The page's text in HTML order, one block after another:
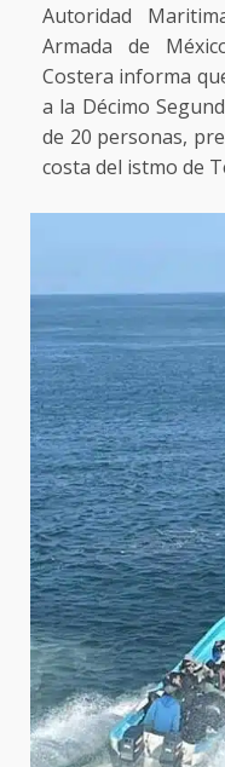
Autoridad
Armada de
Costera informa
a la Décimo
de 20 personas,
costa del istmo de